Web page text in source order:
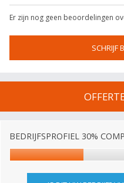
Er zijn nog geen beoordelingen
SCHRIJF
BEDRIJFSPROFIEL 30%